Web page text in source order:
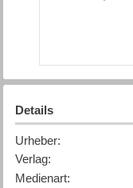
Details
Urheber:
Verlag:
Medienart: